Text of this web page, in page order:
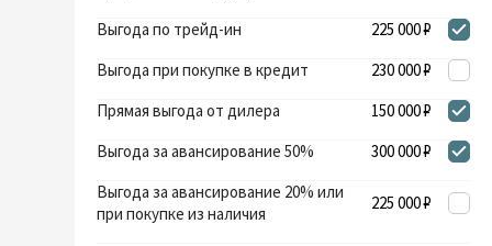
Выгода по трейд-ин
225 000 ₽
Выгода при покупке в кредит
230 000 ₽
Прямая выгода от дилера
150 000 ₽
Выгода за авансирование 50%
300 000 ₽
Выгода за авансирование 20% или
при покупке из наличия
225 000 ₽